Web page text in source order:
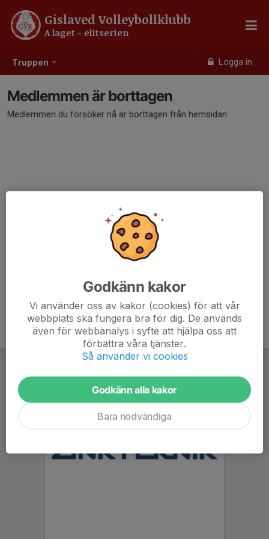
Truppen Logga in
Gislaved Volleybollklubb
A laget - elitserien
Medlemmen är borttagen
Medlemmen du försöker nå är borttagen från hemsidan.
Godkänn kakor
Vi använder oss av kakor (cookies) för att vår
webbplats ska fungera bra för dig. De används
även för webbanalys i syfte att hjälpa oss att
förbättra våra tjänster.
Så använder vi cookies
Godkänn alla kakor
Bara nödvändiga